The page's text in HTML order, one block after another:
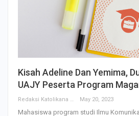
Kisah Adeline Dan Yemima,
UAJY Peserta Program
Redaksi Katolikana May 20, 2023
Mahasiswa program studi Ilmu